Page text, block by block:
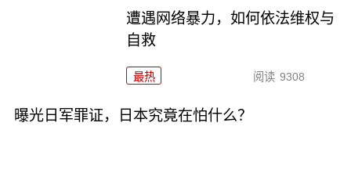
遭遇网络暴力，如何依法维权与
自救
最热 阅读 9308
曝光日军罪证，日本究竟在怕什么？